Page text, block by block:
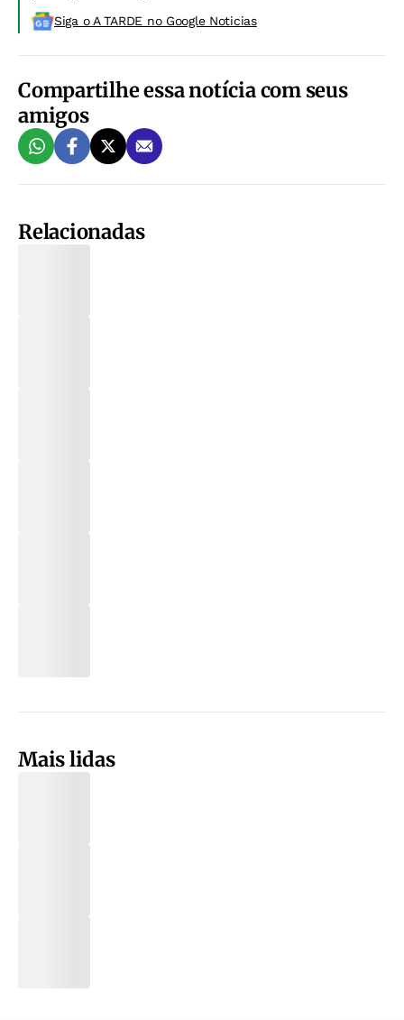
Siga o A TARDE no Google Noticias
Compartilhe essa notícia com seus
amigos
Relacionadas
Mais lidas